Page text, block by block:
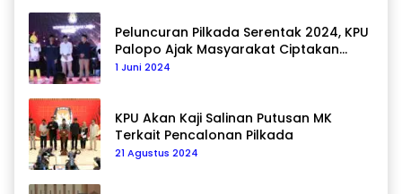
Peluncuran Pilkada Serentak 2024, KPU
Palopo Ajak Masyarakat Ciptakan
Pilkada Damai
1 Juni 2024
KPU Akan Kaji Salinan Putusan MK
Terkait Pencalonan Pilkada
21 Agustus 2024